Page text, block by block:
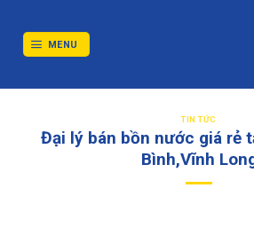
content
MENU
TIN TỨC
Đại lý bán bồn nước giá rẻ
Bình,Vĩnh